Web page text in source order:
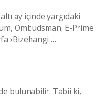
ay içinde yargıdaki
Ombudsman, E-Prime
›Bizehangi …
bulunabilir. Tabii ki,